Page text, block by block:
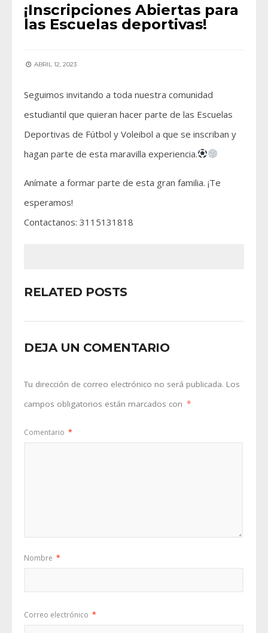
¡Inscripciones Abiertas para
las Escuelas deportivas!
ABRIL 12, 2023
Seguimos invitando a toda nuestra comunidad
estudiantil que quieran hacer parte de las Escuelas
Deportivas de Fútbol y Voleibol a que se inscriban y
hagan parte de esta maravilla experiencia.
Anímate a formar parte de esta gran familia. ¡Te
esperamos!
Contactanos: 3115131818
RELATED POSTS
DEJA UN COMENTARIO
Tu dirección de correo electrónico no será publicada. Los
campos obligatorios están marcados con *
Comentario *
Nombre *
Correo electrónico *